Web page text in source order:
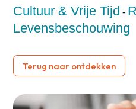
Cultuur & Vrije Tijd -
Levensbeschouwing
Terug naar ontdekken